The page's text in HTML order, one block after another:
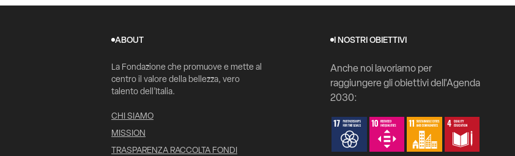
ABOUT
La Fondazione che promuove e mette al
centro il valore della bellezza, vero
talento dell’Italia.
CHI SIAMO
MISSION
TRASPARENZA RACCOLTA FONDI
I NOSTRI OBIETTIVI
Anche noi lavoriamo per
raggiungere gli obiettivi dell'Agenda
2030: